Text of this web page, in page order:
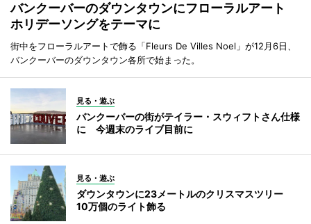
バンクーバーのダウンタウンにフローラルアート
ホリデーソングをテーマに
街中をフローラルアートで飾る「Fleurs De Villes Noel」が12月6日、
バンクーバーのダウンタウン各所で始まった。
見る・遊ぶ
バンクーバーの街がテイラー・スウィフトさん仕様
に 今週末のライブ目前に
見る・遊ぶ
ダウンタウンに23メートルのクリスマスツリー
10万個のライト飾る